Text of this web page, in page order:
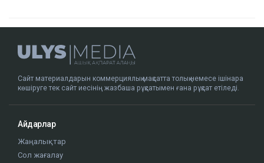
17:20
Сайт материалдарын коммерциялық мақсатта толық немесе ішінара
көшіруге тек сайт иесінің жазбаша рұқсатымен ғана рұқсат етіледі.